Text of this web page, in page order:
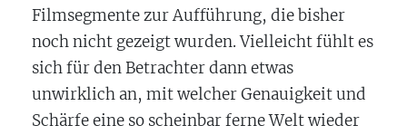
Filmsegmente zur Aufführung, die bisher
noch nicht gezeigt wurden. Vielleicht fühlt es
sich für den Betrachter dann etwas
unwirklich an, mit welcher Genauigkeit und
Schärfe eine so scheinbar ferne Welt wieder